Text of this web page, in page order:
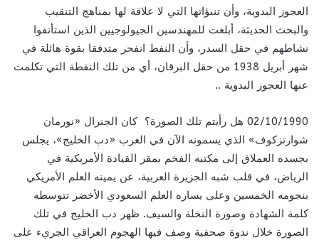
العجوز البدوية، وأن تنبؤاتها التي لا علاقة لها بمناهج التنقيب
والبحث الحديثة، أبلغت للمهندسين الجيولوجيين الذين استأنفوا
نشاطهم في حقل السدر، وأن النفط انفجر متدفقا بقوة هائلة في
شهر أبريل 1938 من حقل البرقان، أي من تلك النقطة التي تكلمت
عنها العجوز البدوية ..
02/10/1990 هل رأيتم تلك الصورة؟ كان الجنرال «نورمان
شوارتزكوف» الذي يسمونه الآن في الغرب «دب الخليج»، يجلس
بجسده العملاق إلى مكتبه الفخم بمقر القيادة الأمريكية في
الرياض، في قلب شبه الجزيرة العربية، عن يمينه العلم الأمريكي
بنجومه الخمسين وعلى يساره العلم السعودي الأخضر تتوسطه
كلمة الشهادة وصورة النخلة والسيف. ظهر دب الخليج في تلك
الصورة خلال ندوة صحفية وصف فيها الهجوم العراقي الجريء على